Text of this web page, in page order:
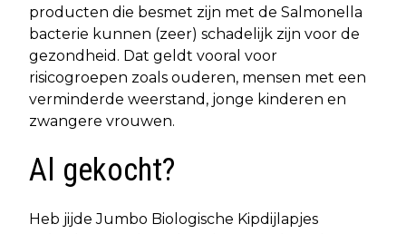
producten die besmet zijn met de Salmonella
bacterie kunnen (zeer) schadelijk zijn voor de
gezondheid. Dat geldt vooral voor
risicogroepen zoals ouderen, mensen met een
verminderde weerstand, jonge kinderen en
zwangere vrouwen.
Al gekocht?
Heb jijde Jumbo Biologische Kipdijlapjes